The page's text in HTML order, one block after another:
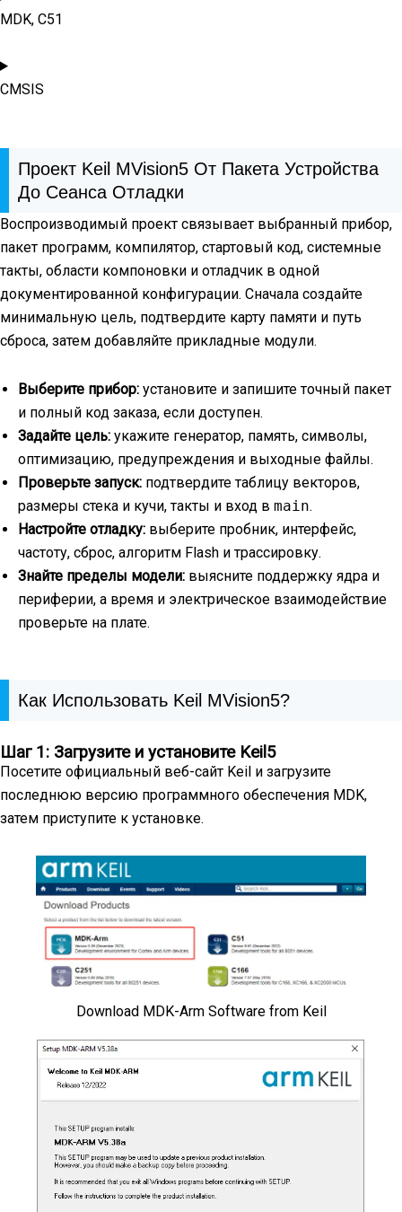
MDK, C51
CMSIS
Проект Keil ΜVision5 От Пакета Устройства
До Сеанса Отладки
Воспроизводимый проект связывает выбранный прибор,
пакет программ, компилятор, стартовый код, системные
такты, области компоновки и отладчик в одной
документированной конфигурации. Сначала создайте
минимальную цель, подтвердите карту памяти и путь
сброса, затем добавляйте прикладные модули.
Выберите прибор: установите и запишите точный пакет
и полный код заказа, если доступен.
Задайте цель: укажите генератор, память, символы,
оптимизацию, предупреждения и выходные файлы.
Проверьте запуск: подтвердите таблицу векторов,
размеры стека и кучи, такты и вход в main.
Настройте отладку: выберите пробник, интерфейс,
частоту, сброс, алгоритм Flash и трассировку.
Знайте пределы модели: выясните поддержку ядра и
периферии, а время и электрическое взаимодействие
проверьте на плате.
Как Использовать Keil ΜVision5?
Шаг 1: Загрузите и установите Keil5
Посетите официальный веб-сайт Keil и загрузите
последнюю версию программного обеспечения MDK,
затем приступите к установке.
Download MDK-Arm Software from Keil